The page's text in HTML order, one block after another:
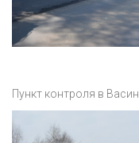
Пункт контроля в